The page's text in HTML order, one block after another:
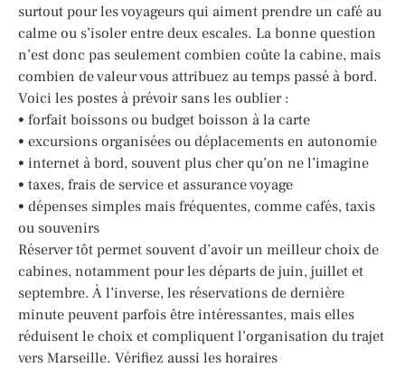
surtout pour les voyageurs qui aiment prendre un café au
calme ou s’isoler entre deux escales. La bonne question
n’est donc pas seulement combien coûte la cabine, mais
combien de valeur vous attribuez au temps passé à bord.
Voici les postes à prévoir sans les oublier :
• forfait boissons ou budget boisson à la carte
• excursions organisées ou déplacements en autonomie
• internet à bord, souvent plus cher qu’on ne l’imagine
• taxes, frais de service et assurance voyage
• dépenses simples mais fréquentes, comme cafés, taxis
ou souvenirs
Réserver tôt permet souvent d’avoir un meilleur choix de
cabines, notamment pour les départs de juin, juillet et
septembre. À l’inverse, les réservations de dernière
minute peuvent parfois être intéressantes, mais elles
réduisent le choix et compliquent l’organisation du trajet
vers Marseille. Vérifiez aussi les horaires